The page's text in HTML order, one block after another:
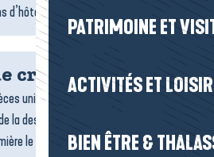
PATRIMOINE ET
ACTIVITÉS ET
BIEN ÊTRE &
d’hôtes font toute la...
créateurs
uniques et originales ? Les
la destination La Baule-Presqu’île de
le talent et l’originalité...